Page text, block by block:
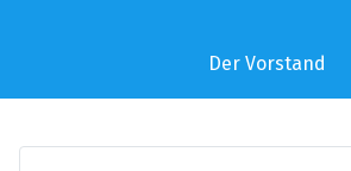
Der Vorstand